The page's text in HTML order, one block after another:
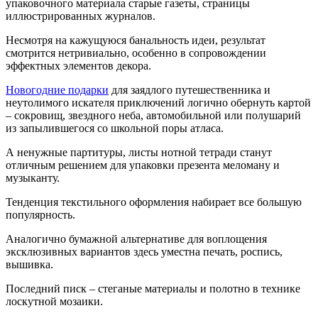
упаковочного материала старые газеты, страницы
иллюстрированных журналов.
Несмотря на кажущуюся банальность идеи, результат
смотрится нетривиально, особенно в сопровождении
эффектных элементов декора.
Новогодние подарки для заядлого путешественника и
неутолимого искателя приключений логично обернуть картой
– сокровищ, звездного неба, автомобильной или полушарий
из запылившегося со школьной поры атласа.
А ненужные партитуры, листы нотной тетради станут
отличным решением для упаковки презента меломану и
музыканту.
Тенденция текстильного оформления набирает все большую
популярность.
Аналогично бумажной альтернативе для воплощения
эксклюзивных вариантов здесь уместна печать, роспись,
вышивка.
Последний писк – стеганые материалы и полотно в технике
лоскутной мозаики.